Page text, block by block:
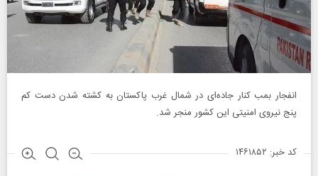
انفجار بمب کنار جاده‌ای در شمال غرب پاکستان به کشته شدن دست کم
پنج نیروی امنیتی این کشور منجر شد.
کد خبر: ۱۴۶۱۸۵۲